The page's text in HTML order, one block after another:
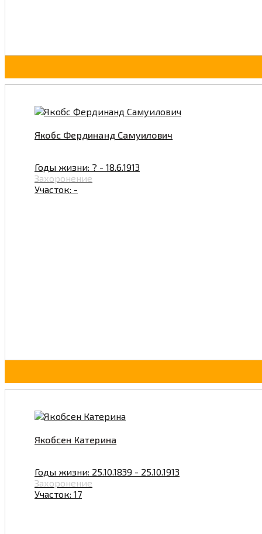
Якобс Фердинанд Самуилович
Годы жизни: ? - 18.6.1913
Захоронение
Участок: -
Якобсен Катерина
Годы жизни: 25.10.1839 - 25.10.1913
Захоронение
Участок: 17